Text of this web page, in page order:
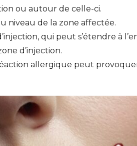
ou autour de celle-ci.
niveau de la zone affectée.
qui peut s’étendre à
d’injection.
allergique peut